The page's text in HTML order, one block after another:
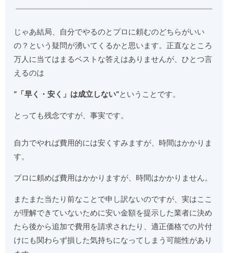
じゃあ結局、自分でやるのとプロに頼むのどちらがいい
の？という疑問が湧いてくるかと思います。正直なところ
万人に当てはまるベストな答えはありませんが、ひとつ言
えるのは
”「早く・安く」は成立しない”ということです。
とっても残念ですが、事実です。
自力でやれば費用的には安くすみますが、時間はかかりま
す。
プロに頼めば費用はかかりますが、時間はかかりません。
またまた当たり前なことで申し訳ないのですが、実はここ
が理解できていないために安い金額を提示した業者に決め
たら後から追加で費用を請求されたり、適正価格での片付
けにも関わらず損した気持ちになってしまう可能性があり